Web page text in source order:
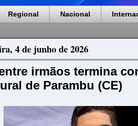
Regional Nacional
4 de junho de 2026
irmãos termina
de Parambu (CE)